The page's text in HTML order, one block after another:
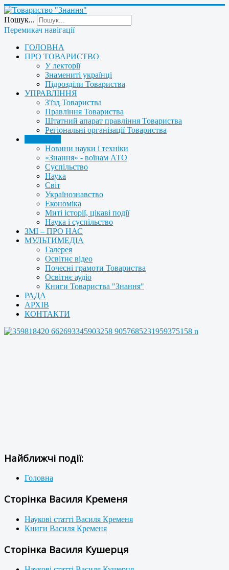
Пошук...
Перемикач навігації
ГОЛОВНА
ПРО ТОВАРИСТВО
У лекторії
Знамениті українці
Підрозділи Товариства
УПРАВЛІННЯ
З'їзд Товариства
Правління Товариства
Штатний апарат правління Товариства
Регіональні організації Товариства
Новини науки і техніки
«Знання» - воїнам АТО
Суспільство
Наука
Світ
Українознавство
Економіка
Миті історії, цікаві події
Наука і суспільство
ЗМІ – ПРО НАС
МУЛЬТИМЕДІА
Галерея
Освітнє відео
Почесні грамоти Товариства
Освітнє аудіо
Книги Товариства "Знання"
РАДА
АРХІВ
КОНТАКТИ
Найближчі події:
Головна
Сторінка Василя Кременя
Наукові статті Василя Кременя
Книги Василя Кременя
Сторінка Василя Кушерця